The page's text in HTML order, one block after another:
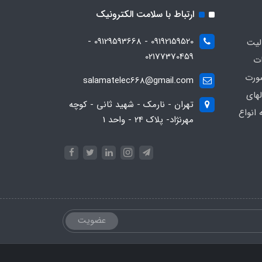
فعاليت
ارتباط با سلامت الکترونیک
09192159520 - 09129593668 -
02177370459
salamatelec668@gmail.com
تهران - نارمک - شهید ثانی - کوچه
مهرنژاد- پلاک 24 - واحد 1
عضویت